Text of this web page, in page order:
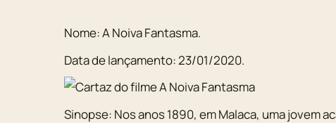
Nome:A Noiva Fantasma.
Data de lançamento:23/01/2020.
Sinopse: Nos anos 1890, em Malaca, uma jovem